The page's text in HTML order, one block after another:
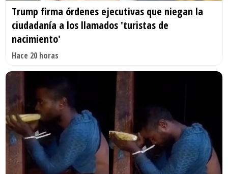
Trump firma órdenes ejecutivas que niegan la
ciudadanía a los llamados 'turistas de
nacimiento'
Hace 20 horas